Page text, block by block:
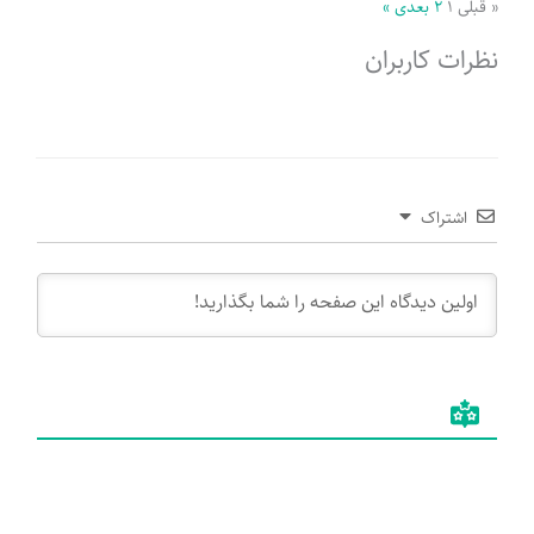
« قبلی ۱ ۲ بعدی »
نظرات کاربران
اشتراک